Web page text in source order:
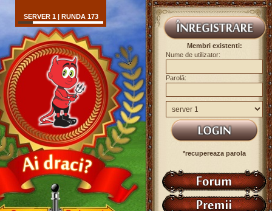
SERVER 1 | RUNDA 173
Membri existenti:
Nume de utilizator:
Parolă:
*recupereaza parola